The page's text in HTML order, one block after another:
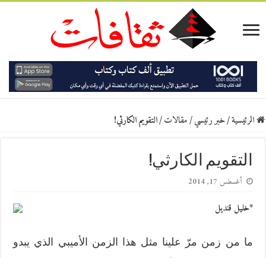
الرئيسية/خبر رئيسي/مقالات/التقويم الكارثي!
التقويم الكارثي!
أغسطس 17, 2014
*خليل قنديل
ما من زمن مرّ علينا مثل هذا الزمن الأميبي الذي يبدو